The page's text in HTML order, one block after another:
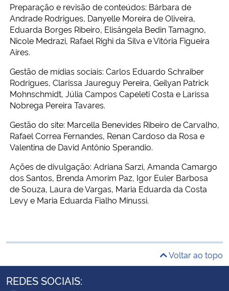
Preparação e revisão de conteúdos: Bárbara de
Andrade Rodrigues, Danyelle Moreira de Oliveira,
Eduarda Borges Ribeiro, Elisângela Bedin Tamagno,
Nicole Medrazi, Rafael Righi da Silva e Vitória Figueira
Aires.
Gestão de mídias sociais: Carlos Eduardo Schraiber
Rodrigues, Clarissa Jaureguy Pereira, Geilyan Patrick
Mohnschmidt, Júlia Campos Capeleti Costa e Larissa
Nobrega Pereira Tavares.
Gestão do site: Marcella Benevides Ribeiro de Carvalho,
Rafael Correa Fernandes, Renan Cardoso da Rosa e
Valentina de David Antônio Sperandio.
Ações de divulgação: Adriana Sarzi, Amanda Camargo
dos Santos, Brenda Amorim Paz, Igor Euler Barbosa
de Souza, Laura de Vargas, Maria Eduarda da Costa
Levy e Maria Eduarda Fialho Minussi.
Voltar ao topo
REDES SOCIAIS: